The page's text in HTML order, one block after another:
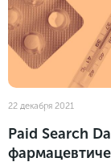
22 декабря 2021
Paid Search